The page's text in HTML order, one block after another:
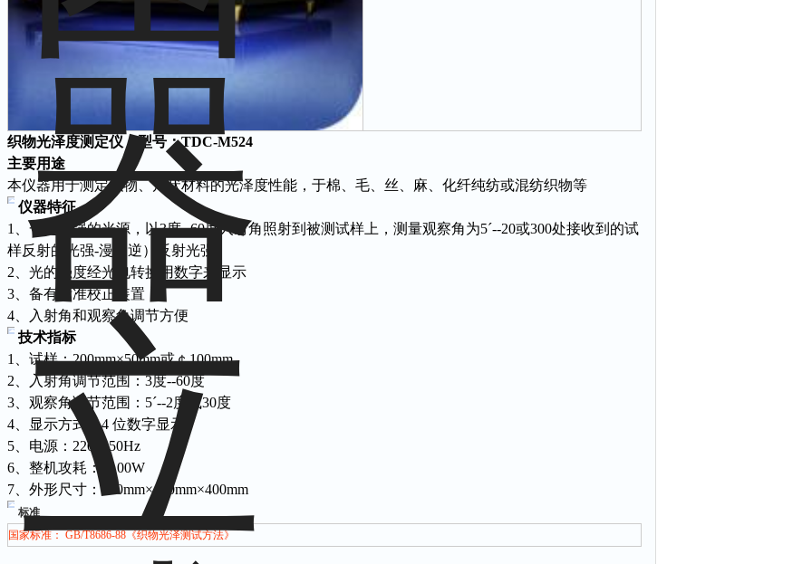
织物光泽度测定仪 型号：TDC-M524
主要用途
本仪器用于测定织物、片状材料的光泽度性能，于棉、毛、丝、麻、化纤纯纺或混纺织物等
仪器特征
1、一定光强的光源，以3度--60度入射角照射到被测试样上，测量观察角为5ˊ--20或300处接收到的试
样反射的光强-漫（逆）反射光强
2、光的强度经光电转换用数字来显示
3、备有标准校正装置
4、入射角和观察角调节方便
技术指标
1、试样：200mm×50mm或￠100mm
2、入射角调节范围：3度--60度
3、观察角调节范围：5ˊ--2度或30度
4、显示方式：4 位数字显示
5、电源：220V 50Hz
6、整机攻耗：<100W
7、外形尺寸：650mm×450mm×400mm
标准
国家标准： GB/T8686-88《织物光泽测试方法》